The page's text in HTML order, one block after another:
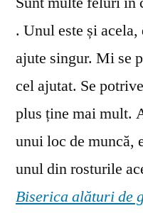
. Unul este și acela,
ajute singur. Mi se
cel ajutat. Se
plus ține mai mult.
unui loc de muncă,
unul din rosturile
Biserica alături de